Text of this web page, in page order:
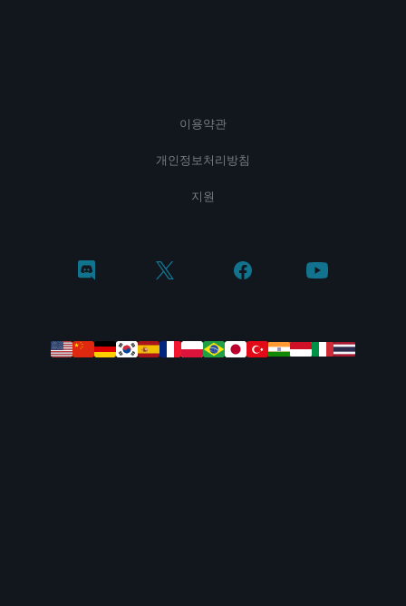
이용약관
개인정보처리방침
지원